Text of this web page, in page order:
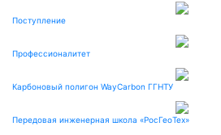
Поступление
Профессионалитет
Карбоновый полигон WayCarbon ГГНТУ
Передовая инженерная школа «РосГеоТех»